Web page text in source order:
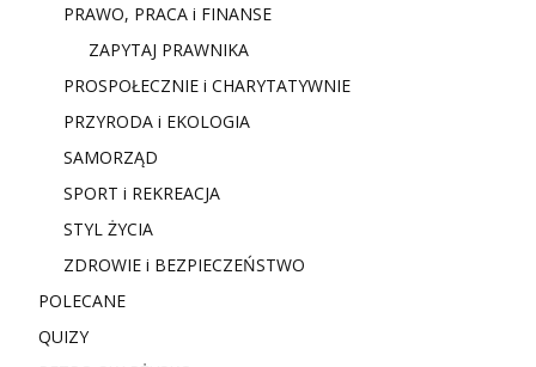
PRAWO, PRACA i FINANSE
ZAPYTAJ PRAWNIKA
PROSPOŁECZNIE i CHARYTATYWNIE
PRZYRODA i EKOLOGIA
SAMORZĄD
SPORT i REKREACJA
STYL ŻYCIA
ZDROWIE i BEZPIECZEŃSTWO
POLECANE
QUIZY